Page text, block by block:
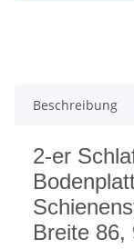
Beschreibung
2-er
Breite 86,